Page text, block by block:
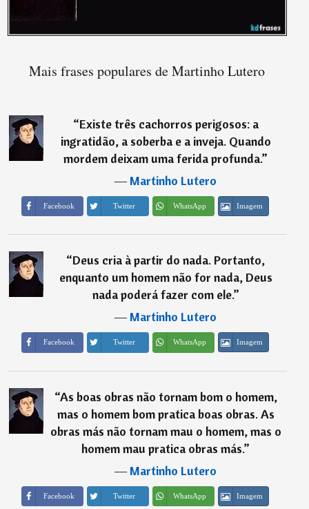
Mais frases populares de Martinho Lutero
“Existe três cachorros perigosos: a
ingratidão, a soberba e a inveja. Quando
mordem deixam uma ferida profunda.”
―Martinho Lutero
Facebook Twitter WhatsApp Imagem
“Deus cria à partir do nada. Portanto,
enquanto um homem não for nada, Deus
nada poderá fazer com ele.”
―Martinho Lutero
Facebook Twitter WhatsApp Imagem
“As boas obras não tornam bom o homem,
mas o homem bom pratica boas obras. As
obras más não tornam mau o homem, mas o
homem mau pratica obras más.”
―Martinho Lutero
Facebook Twitter WhatsApp Imagem